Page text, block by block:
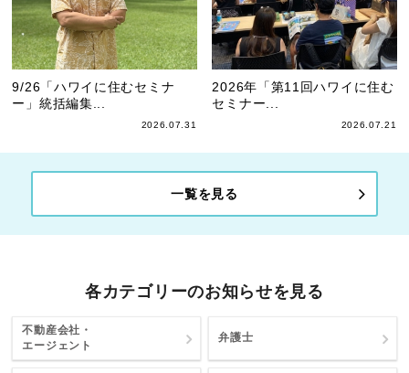
9/26「ハワイに住むセミナ
ー」統括編集...
2026.07.31
2026年「第11回ハワイに住む
セミナー...
2026.07.21
一覧を見る
各カテゴリーのお知らせを見る
不動産会社・
エージェント
弁護士